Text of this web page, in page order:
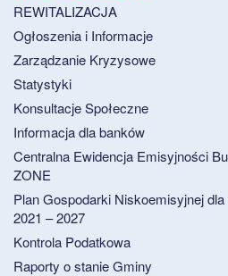
REWITALIZACJA
Ogłoszenia i Informacje
Zarządzanie Kryzysowe
Statystyki
Konsultacje Społeczne
Informacja dla banków
Centralna Ewidencja Emisyjności
ZONE
Plan Gospodarki Niskoemisyjnej
2021 – 2027
Kontrola Podatkowa
Raporty o stanie Gminy